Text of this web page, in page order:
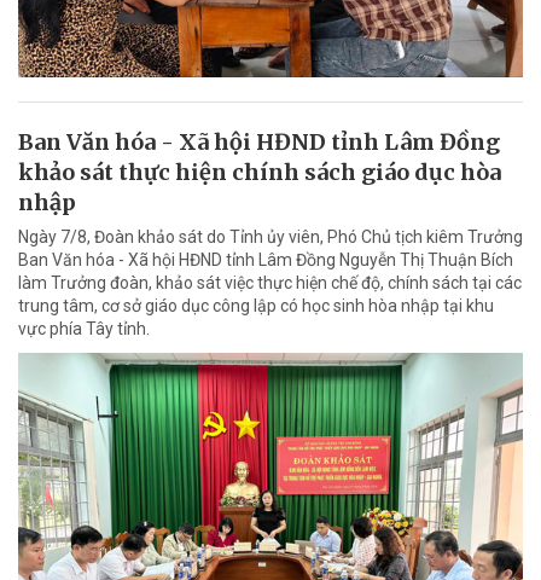
Ban Văn hóa - Xã hội HĐND tỉnh Lâm Đồng
khảo sát thực hiện chính sách giáo dục hòa
nhập
Ngày 7/8, Đoàn khảo sát do Tỉnh ủy viên, Phó Chủ tịch kiêm Trưởng
Ban Văn hóa - Xã hội HĐND tỉnh Lâm Đồng Nguyễn Thị Thuận Bích
làm Trưởng đoàn, khảo sát việc thực hiện chế độ, chính sách tại các
trung tâm, cơ sở giáo dục công lập có học sinh hòa nhập tại khu
vực phía Tây tỉnh.